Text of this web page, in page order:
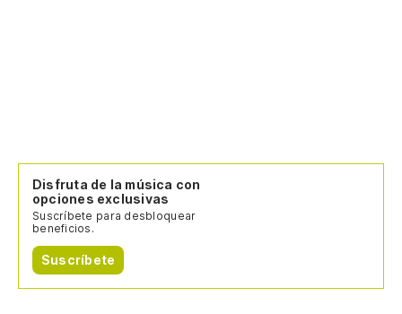
Disfruta de la música con
opciones exclusivas
Suscríbete para desbloquear
beneficios.
Suscríbete